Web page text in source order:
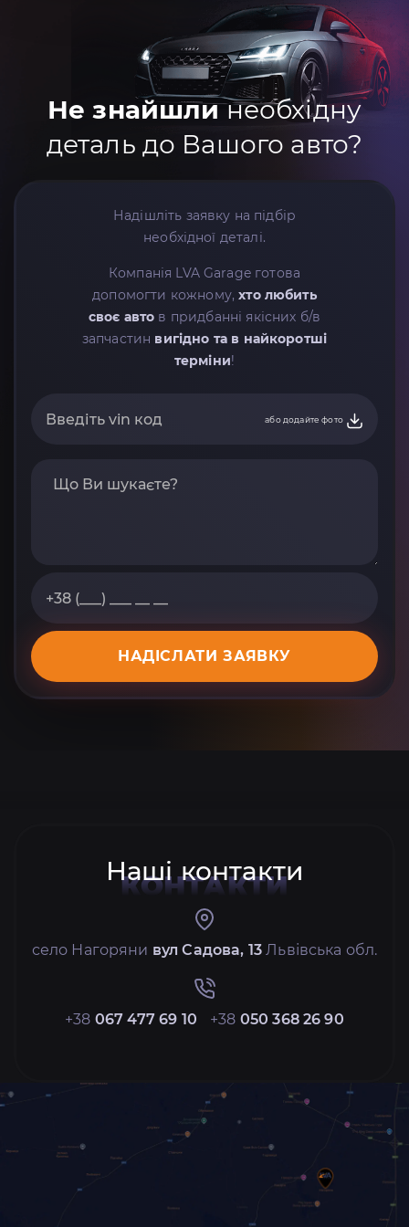
Не знайшлинеобхідну
деталь до Вашого авто?
Надішліть заявку на підбір
необхідної деталі.
Компанія LVA Garage готова
допомогти кожному,хто любить
своє авто в придбанні якісних б/в
запчастин вигідно та в найкоротші
терміни!
або додайте фото
НАДІСЛАТИ ЗАЯВКУ
Наші контакти
КОНТАКТИ
село Нагоряни вул Садова, 13 Львівська обл.
+38 067 477 69 10 +38 050 368 26 90